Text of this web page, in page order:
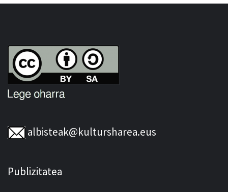
albisteak@kultursharea.eus
Publizitatea